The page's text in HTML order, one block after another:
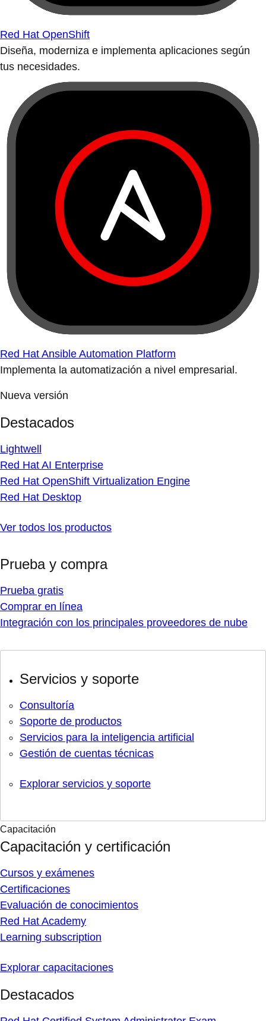
Red Hat OpenShift
Diseña, moderniza e implementa aplicaciones según
tus necesidades.
Red Hat Ansible Automation Platform
Implementa la automatización a nivel empresarial.
Nueva versión
Destacados
Lightwell
Red Hat AI Enterprise
Red Hat OpenShift Virtualization Engine
Red Hat Desktop
Ver todos los productos
Prueba y compra
Prueba gratis
Comprar en línea
Integración con los principales proveedores de nube
Servicios y soporte
Consultoría
Soporte de productos
Servicios para la inteligencia artificial
Gestión de cuentas técnicas
Explorar servicios y soporte
Capacitación
Capacitación y certificación
Cursos y exámenes
Certificaciones
Evaluación de conocimientos
Red Hat Academy
Learning subscription
Explorar capacitaciones
Destacados